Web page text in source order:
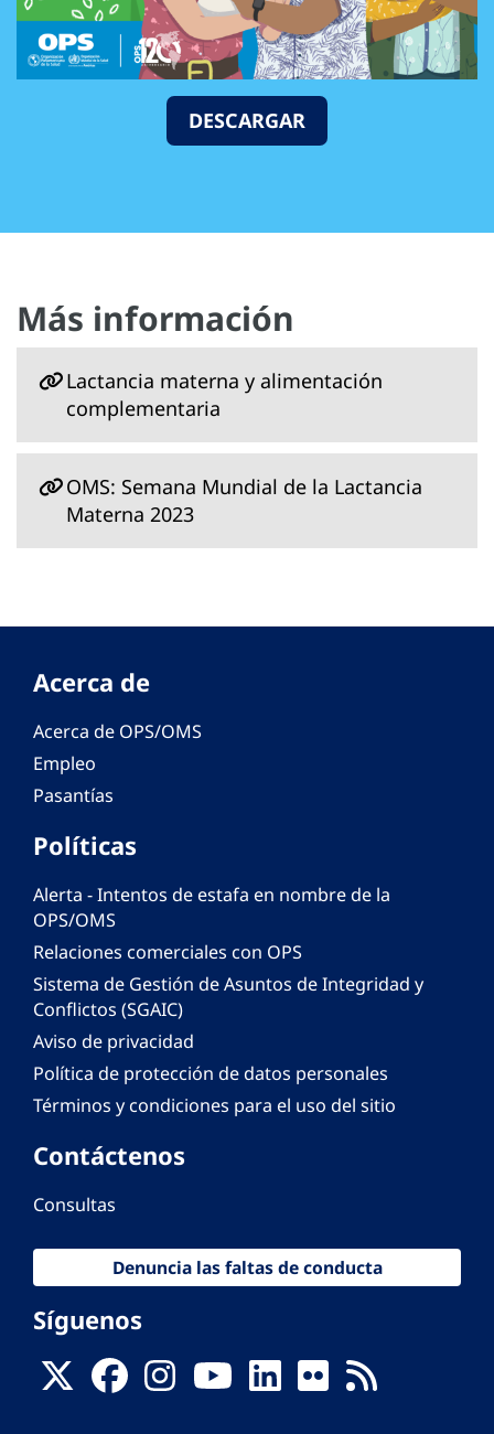
DESCARGAR
Más información
Lactancia materna y alimentación
complementaria
OMS: Semana Mundial de la Lactancia
Materna 2023
Acerca de
Acerca de OPS/OMS
Empleo
Pasantías
Políticas
Alerta - Intentos de estafa en nombre de la
OPS/OMS
Relaciones comerciales con OPS
Sistema de Gestión de Asuntos de Integridad y
Conflictos (SGAIC)
Aviso de privacidad
Política de protección de datos personales
Términos y condiciones para el uso del sitio
Contáctenos
Consultas
Denuncia las faltas de conducta
Síguenos